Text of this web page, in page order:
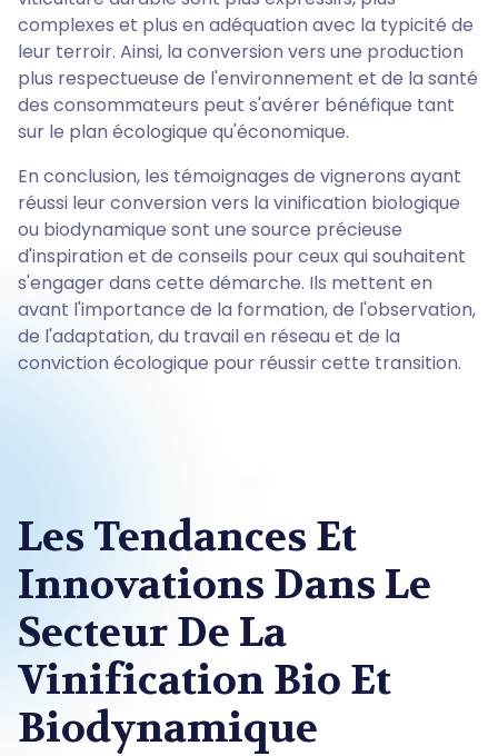
complexes et plus en adéquation avec la typicité de
leur terroir. Ainsi, la conversion vers une production
plus respectueuse de l'environnement et de la santé
des consommateurs peut s'avérer bénéfique tant
sur le plan écologique qu'économique.
En conclusion, les témoignages de vignerons ayant
réussi leur conversion vers la vinification biologique
ou biodynamique sont une source précieuse
d'inspiration et de conseils pour ceux qui souhaitent
s'engager dans cette démarche. Ils mettent en
avant l'importance de la formation, de l'observation,
de l'adaptation, du travail en réseau et de la
conviction écologique pour réussir cette transition.
Les Tendances Et
Innovations Dans Le
Secteur De La
Vinification Bio Et
Biodynamique